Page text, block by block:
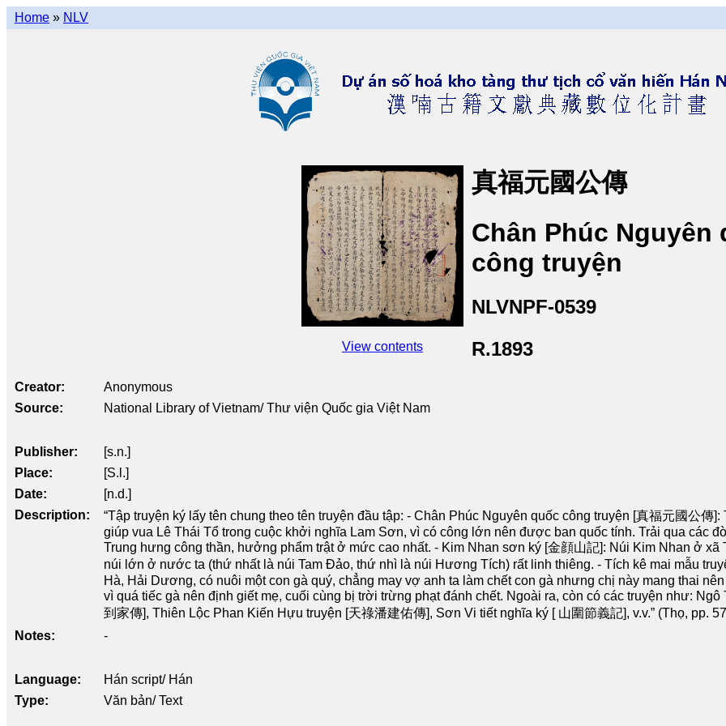
Home » NLV
View contents
真福元國公傳
Chân Phúc Nguyên
công truyện
NLVNPF-0539
R.1893
Creator
Anonymous
Source
National Library of Vietnam/ Thư viện Quốc gia Việt Nam
Publisher
[s.n.]
Place
[S.l.]
Date
[n.d.]
Description
“Tập truyện ký lấy tên chung theo tên truyện đầu tập: - Chân Phúc Nguyên quốc công truyện [真福元國公
giúp vua Lê Thái Tổ trong cuộc khởi nghĩa Lam Sơn, vì có công lớn nên được ban quốc tính. Trải qua các
Trung hưng công thần, hưởng phẩm trật ở mức cao nhất. - Kim Nhan sơn ký [金顔山記]: Núi Kim Nhan ở
núi lớn ở nước ta (thứ nhất là núi Tam Đảo, thứ nhì là núi Hương Tích) rất linh thiêng. - Tích kê mai mẫu
Hà, Hải Dương, có nuôi một con gà quý, chẳng may vợ anh ta làm chết con gà nhưng chị này mang thai
vì quá tiếc gà nên định giết mẹ, cuối cùng bị trời trừng phạt đánh chết. Ngoài ra, còn có các truyện như:
到家傳], Thiên Lộc Phan Kiến Hựu truyện [天祿潘建佑傳], Sơn Vi tiết nghĩa ký [ 山圍節義記], v.v.” (Thọ, pp.
Notes
-
Language
Hán script/ Hán
Type
Văn bản/ Text